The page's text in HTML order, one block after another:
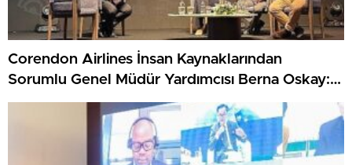
Corendon Airlines İnsan Kaynaklarından
Sorumlu Genel Müdür Yardımcısı Berna Oskay:
“Z kuşağına yapılan yatırım, turizmin geleceğine
yapılan yatırımdır”